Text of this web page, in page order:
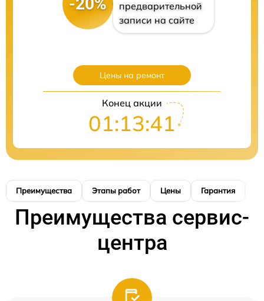
-20%
предварительной
записи на сайте
Цены на ремонт
Конец акции
01:13:40
Преимущества Этапы работ Цены Гарантия
Преимущества сервис-
центра